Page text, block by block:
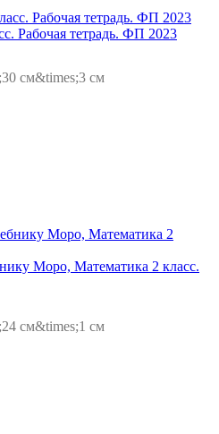
Рабочая тетрадь. ФП 2023
см&times;3 см
Моро, Математика 2 класс.
см&times;1 см